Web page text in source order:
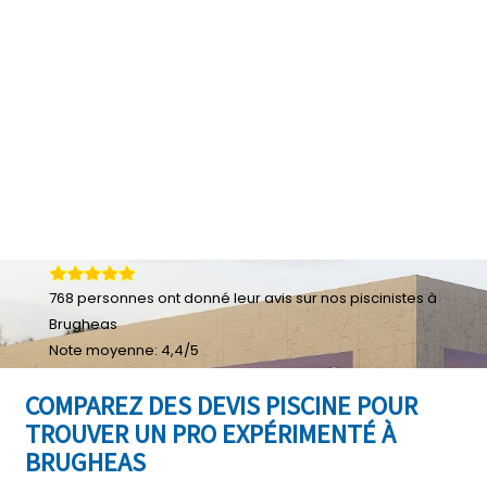
COMPAREZ DES DEVIS PISCINE POUR
TROUVER UN PRO EXPÉRIMENTÉ À
BRUGHEAS
768 personnes ont donné leuravis sur nos piscinistes à
Brugheas
Note moyenne: 4,4/5